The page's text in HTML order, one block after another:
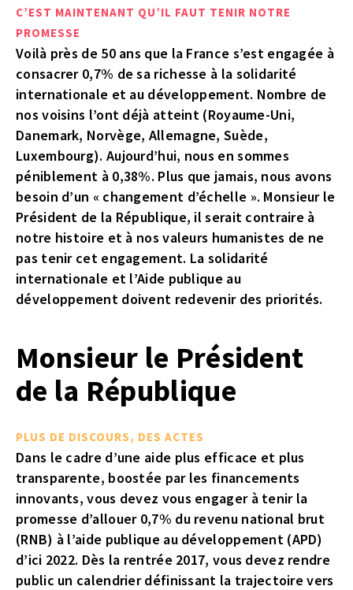
C’EST MAINTENANT QU’IL FAUT TENIR NOTRE
PROMESSE
Voilà près de 50 ans que la France s’est engagée à
consacrer 0,7% de sa richesse à la solidarité
internationale et au développement. Nombre de
nos voisins l’ont déjà atteint (Royaume-Uni,
Danemark, Norvège, Allemagne, Suède,
Luxembourg). Aujourd’hui, nous en sommes
péniblement à 0,38%. Plus que jamais, nous avons
besoin d’un « changement d’échelle ». Monsieur le
Président de la République, il serait contraire à
notre histoire et à nos valeurs humanistes de ne
pas tenir cet engagement. La solidarité
internationale et l’Aide publique au
développement doivent redevenir des priorités.
Monsieur le Président
de la République
PLUS DE DISCOURS, DES ACTES
Dans le cadre d’une aide plus efficace et plus
transparente, boostée par les financements
innovants, vous devez vous engager à tenir la
promesse d’allouer 0,7% du revenu national brut
(RNB) à l’aide publique au développement (APD)
d’ici 2022. Dès la rentrée 2017, vous devez rendre
public un calendrier définissant la trajectoire vers